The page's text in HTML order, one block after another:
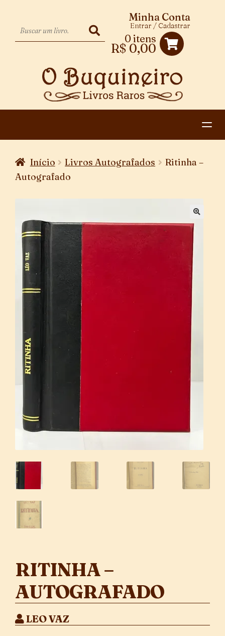
0 itens
R$ 0,00
Minha Conta
Entrar / Cadastrar
Início Livros Autografados
Ritinha –
Autografado
RITINHA –
AUTOGRAFADO
LEO VAZ